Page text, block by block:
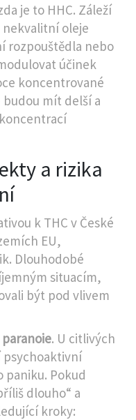
je to HHC. Záleží
oleje
rozpouštědla nebo
účinek
koncentrované
budou mít delší a
a rizika
k THC v České
EU,
Dlouhodobé
situacím,
být pod vlivem
. U citlivých
psychoaktivní
paniku. Pokud
dlouho“ a
kroky: